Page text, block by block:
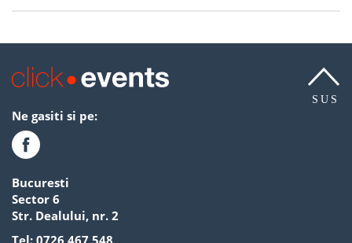
SUS
Ne gasiti si pe:
Bucuresti
Sector 6
Str. Dealului, nr. 2